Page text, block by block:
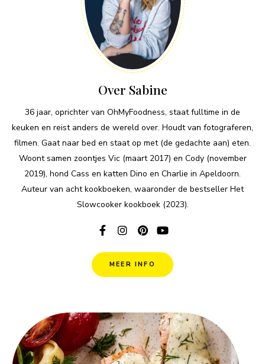
Over Sabine
36 jaar, oprichter van OhMyFoodness, staat fulltime in de
keuken en reist anders de wereld over. Houdt van fotograferen,
filmen. Gaat naar bed en staat op met (de gedachte aan) eten.
Woont samen zoontjes Vic (maart 2017) en Cody (november
2019), hond Cass en katten Dino en Charlie in Apeldoorn.
Auteur van acht kookboeken, waaronder de bestseller Het
Slowcooker kookboek (2023).
MEER INFO